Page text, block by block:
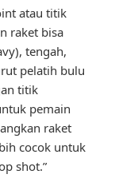
atau titik
raket bisa
tengah,
pelatih bulu
titik
pemain
raket
cocok untuk
shot.”